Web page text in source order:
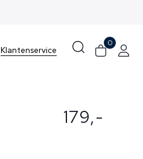
Klantenservice
0
179,-